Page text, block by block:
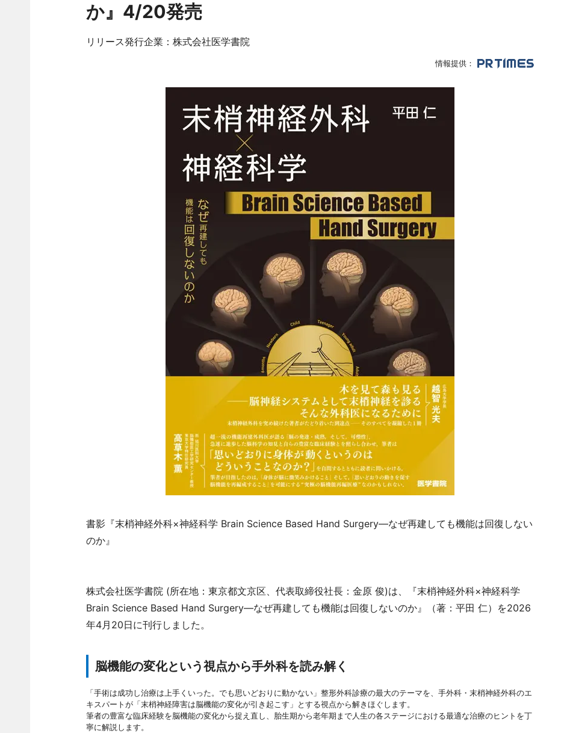
か』4/20発売
リリース発行企業：株式会社医学書院
情報提供：
書影『末梢神経外科×神経科学 Brain Science Based Hand Surgery―なぜ再建しても機能は回復しない
のか』
株式会社医学書院 (所在地：東京都文京区、代表取締役社長：金原 俊)は、『末梢神経外科×神経科学
Brain Science Based Hand Surgery―なぜ再建しても機能は回復しないのか』（著：平田 仁）を2026
年4月20日に刊行しました。
脳機能の変化という視点から手外科を読み解く
「手術は成功し治療は上手くいった。でも思いどおりに動かない」整形外科診療の最大のテーマを、手外科・末梢神経外科のエ
キスパートが「末梢神経障害は脳機能の変化が引き起こす」とする視点から解きほぐします。
筆者の豊富な臨床経験を脳機能の変化から捉え直し、胎生期から老年期まで人生の各ステージにおける最適な治療のヒントを丁
寧に解説します。